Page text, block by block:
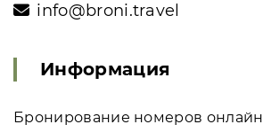
info@broni.travel
Информация
Бронирование номеров онлайн